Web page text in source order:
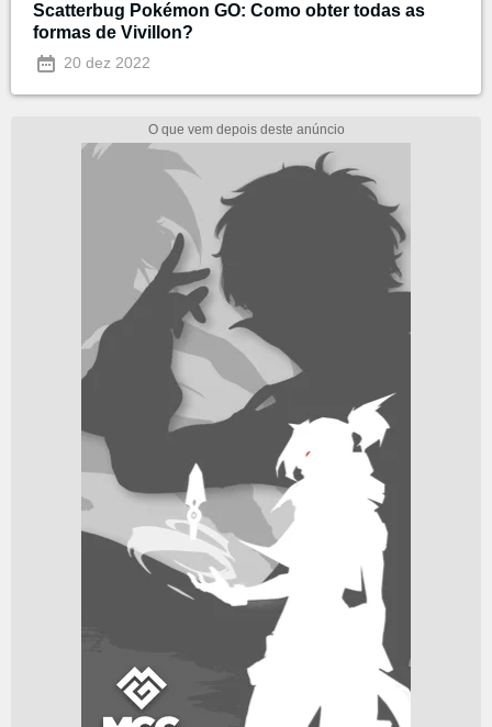
Scatterbug Pokémon GO: Como obter todas as
formas de Vivillon?
20 dez 2022